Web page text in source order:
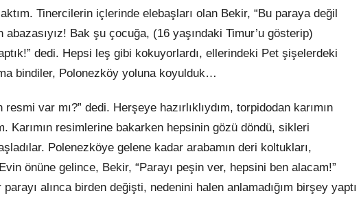
Tinercilerin içlerinde elebaşları olan Bekir, “Bu paraya değil
abazasıyız! Bak şu çocuğa, (16 yaşındaki Timur’u gösterip)
dedi. Hepsi leş gibi kokuyorlardı, ellerindeki Pet şişelerdeki
bindiler, Polonezköy yoluna koyulduk…
var mı?” dedi. Herşeye hazırlıklıydım, torpidodan karımın
Karımın resimlerine bakarken hepsinin gözü döndü, sikleri
Polenezköye gelene kadar arabamın deri koltukları,
önüne gelince, Bekir, “Parayı peşin ver, hepsini ben alacam!”
alınca birden değişti, nedenini halen anlamadığım birşey yaptı